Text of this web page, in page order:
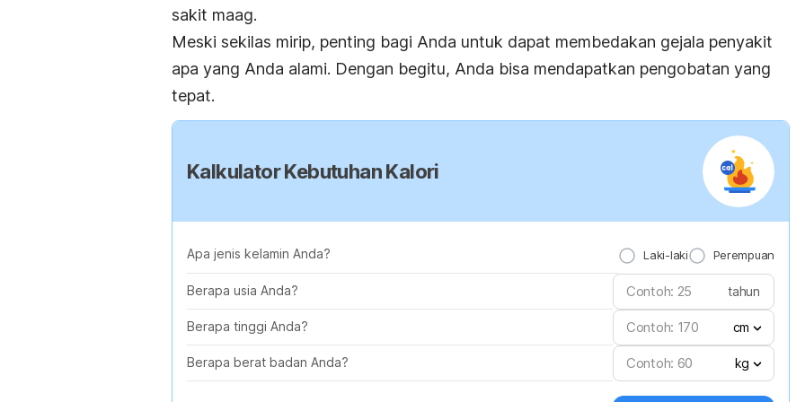
sakit maag.
Meski sekilas mirip, penting bagi Anda untuk dapat membedakan gejala penyakit
apa yang Anda alami. Dengan begitu, Anda bisa mendapatkan pengobatan yang
tepat.
Kalkulator Kebutuhan Kalori
Apa jenis kelamin Anda? Laki-laki Perempuan
Berapa usia Anda? tahun
Berapa tinggi Anda? cm
Berapa berat badan Anda? kg